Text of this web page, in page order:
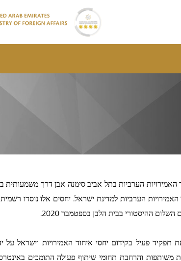
האמירויות הערביות בתל אביב סימנה אבן דרך משמעותית
האמירויות הערביות למדינת ישראל. יחסים אלו נוסדו
ההיסטורי בבית הלבן בספטמבר 2020.
פעיל בקידום יחסי איחוד האמירויות וישראל על
משותפות והרחבת תחומי שיתוף פעולה התומכים